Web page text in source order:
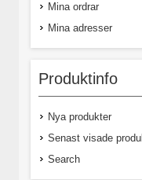
Mina ordrar
Mina adresser
Produktinfo
Nya produkter
Senast visade
Search